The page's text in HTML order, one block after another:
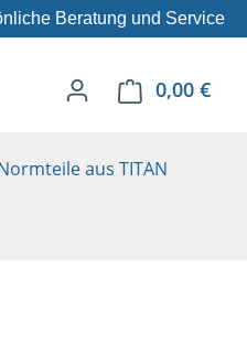
Beratung und Service
0,00 €
aus TITAN